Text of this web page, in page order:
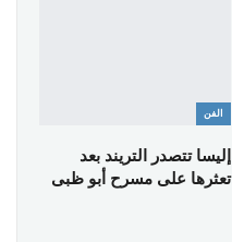
الفن
إليسا تتصدر التريند بعد
تعثرها على مسرح أبو ظبى